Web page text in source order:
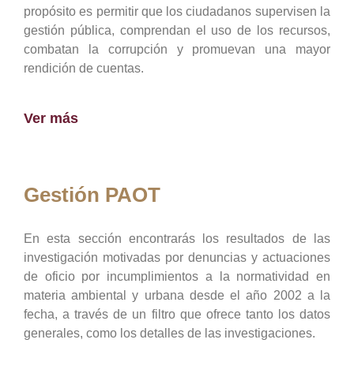
propósito es permitir que los ciudadanos supervisen la
gestión pública, comprendan el uso de los recursos,
combatan la corrupción y promuevan una mayor
rendición de cuentas.
Ver más
Gestión PAOT
En esta sección encontrarás los resultados de las
investigación motivadas por denuncias y actuaciones
de oficio por incumplimientos a la normatividad en
materia ambiental y urbana desde el año 2002 a la
fecha, a través de un filtro que ofrece tanto los datos
generales, como los detalles de las investigaciones.